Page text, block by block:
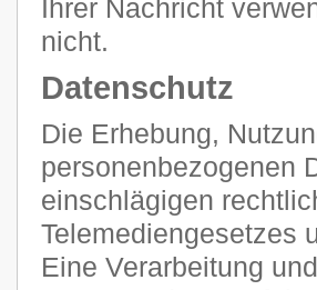
Ihrer Nachricht
nicht.
Datenschutz
Die Erhebung,
personenbezogenen
einschlägigen
Telemediengesetzes
Eine Verarbeitung